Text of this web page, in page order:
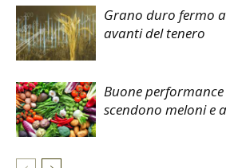
Grano duro fermo
avanti del tenero
Buone
scendono meloni e